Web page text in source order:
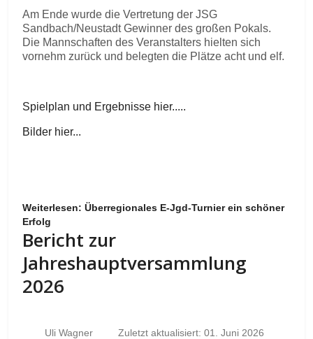
Am Ende wurde die Vertretung der JSG
Sandbach/Neustadt Gewinner des großen Pokals.
Die Mannschaften des Veranstalters hielten sich
vornehm zurück und belegten die Plätze acht und elf.
Spielplan und Ergebnisse hier.....
Bilder hier...
Weiterlesen: Überregionales E-Jgd-Turnier ein schöner
Erfolg
Bericht zur
Jahreshauptversammlung
2026
Uli Wagner Zuletzt aktualisiert: 01. Juni 2026